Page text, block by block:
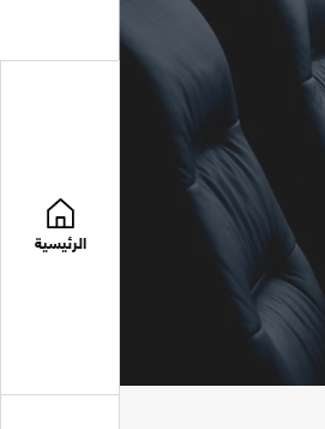
الرئيسية